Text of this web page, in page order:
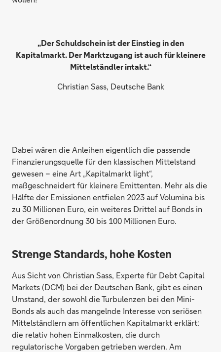
„Der Schuldschein ist der Einstieg in den
Kapitalmarkt. Der Marktzugang ist auch für kleinere
Mittelständler intakt.“
Christian Sass, Deutsche Bank
Dabei wären die Anleihen eigentlich die passende
Finanzierungsquelle für den klassischen Mittelstand
gewesen – eine Art „Kapitalmarkt light“,
maßgeschneidert für kleinere Emittenten. Mehr als die
Hälfte der Emissionen entfielen 2023 auf Volumina bis
zu 30 Millionen Euro, ein weiteres Drittel auf Bonds in
der Größenordnung 30 bis 100 Millionen Euro.
Strenge Standards, hohe Kosten
Aus Sicht von Christian Sass, Experte für Debt Capital
Markets (DCM) bei der Deutschen Bank, gibt es einen
Umstand, der sowohl die Turbulenzen bei den Mini-
Bonds als auch das mangelnde Interesse von seriösen
Mittelständlern am öffentlichen Kapitalmarkt erklärt:
die relativ hohen Einmalkosten, die durch
regulatorische Vorgaben getrieben werden. Am